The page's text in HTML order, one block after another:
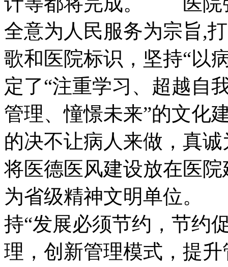
全意为人民服务为宗旨,
歌和医院标识，坚持“以
定了“注重学习、超越自
管理、憧憬未来”的文化
的决不让病人来做，真
将医德医风建设放在医
为省级精神文明单位
持“发展必须节约，节约
理，创新管理模式，提